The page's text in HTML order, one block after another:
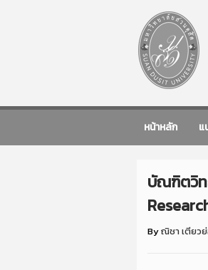
หน้าหลัก แ
บัณฑิตวิท
Byณิชา เตียว